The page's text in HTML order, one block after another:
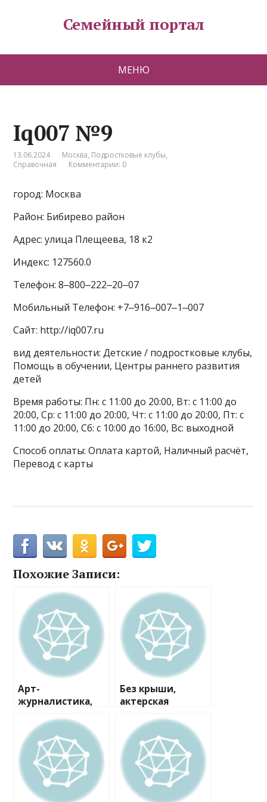
Семейный портал
МЕНЮ
Iq007 №9
13.06.2024 Москва, Подростковые клубы,
Справочная
Комментарии: 0
город: Москва
Район: Бибирево район
Адрес: улица Плещеева, 18 к2
Индекс: 127560.0
Телефон: 8‒800‒222‒20‒07
Мобильный Телефон: +7‒916‒007‒1‒007
Сайт: http://iq007.ru
вид деятельности: Детские / подростковые клубы,
Помощь в обучении, Центры раннего развития
детей
Время работы: Пн: с 11:00 до 20:00, Вт: с 11:00 до
20:00, Ср: с 11:00 до 20:00, Чт: с 11:00 до 20:00, Пт: с
11:00 до 20:00, Сб: с 10:00 до 16:00, Вс: выходной
Способ оплаты: Оплата картой, Наличный расчёт,
Перевод с карты
Похожие Записи:
Арт-
журналистика,
Без крыши,
актерская